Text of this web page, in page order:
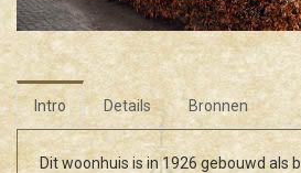
Intro Details Bronnen
Dit woonhuis is in 1926 gebouwd als